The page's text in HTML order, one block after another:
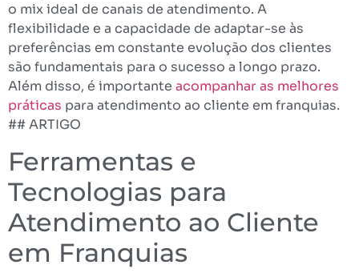
o mix ideal de canais de atendimento. A
flexibilidade e a capacidade de adaptar-se às
preferências em constante evolução dos clientes
são fundamentais para o sucesso a longo prazo.
Além disso, é importante acompanhar as melhores
práticas para atendimento ao cliente em franquias.
## ARTIGO
Ferramentas e
Tecnologias para
Atendimento ao Cliente
em Franquias